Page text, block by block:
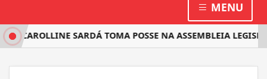
MENU
SARDÁ TOMA POSSE NA ASSEMBLEIA